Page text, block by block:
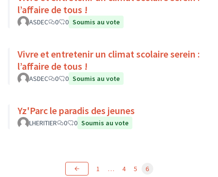
l’affaire de tous !
ASDEC 0 0 Soumis au vote
Vivre et entretenir un climat scolaire serein :
l’affaire de tous !
ASDEC 0 0 Soumis au vote
Yz'Parc le paradis des jeunes
LHERITIER 0 0 Soumis au vote
1 … 4 5 6